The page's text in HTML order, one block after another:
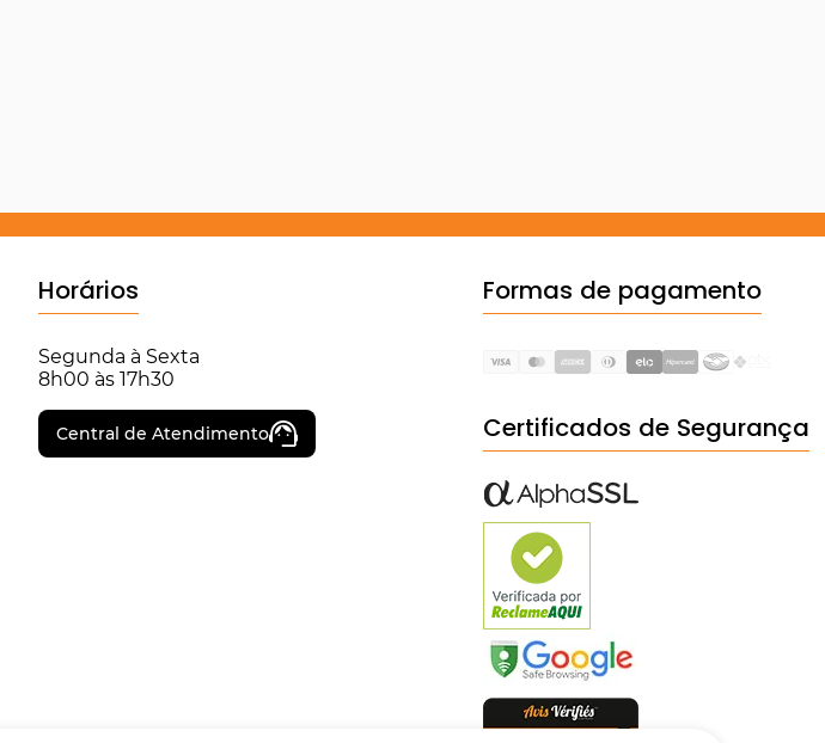
Horários
Segunda à Sexta
8h00 às 17h30
Central de Atendimento
Formas de pagamento
Certificados de Segurança